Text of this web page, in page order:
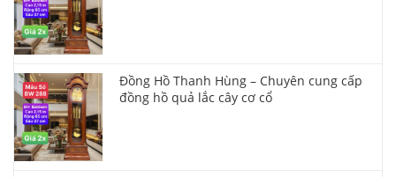
Đồng Hồ Thanh Hùng – Chuyên cung cấp
đồng hồ quả lắc cây cơ cổ